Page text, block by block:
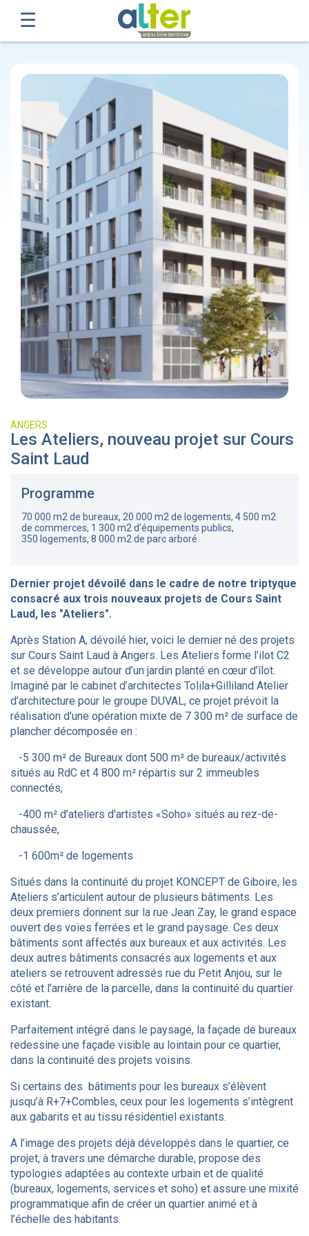
ANGERS
Les Ateliers, nouveau projet sur Cours
Saint Laud
Programme
70 000 m2 de bureaux, 20 000 m2 de logements, 4 500 m2
de commerces, 1 300 m2 d’équipements publics,
350 logements, 8 000 m2 de parc arboré
Dernier projet dévoilé dans le cadre de notre triptyque
consacré aux trois nouveaux projets de Cours Saint
Laud, les "Ateliers".
Après Station A, dévoilé hier, voici le dernier né des projets
sur Cours Saint Laud à Angers. Les Ateliers forme l'ilot C2
et se développe autour d’un jardin planté en cœur d’îlot.
Imaginé par le cabinet d’architectes Tolila+Gilliland Atelier
d’architecture pour le groupe DUVAL, ce projet prévoit la
réalisation d'une opération mixte de 7 300 m² de surface de
plancher décomposée en :
-5 300 m² de Bureaux dont 500 m² de bureaux/activités
situés au RdC et 4 800 m² répartis sur 2 immeubles
connectés,
-400 m² d’ateliers d'artistes «Soho» situés au rez-de-
chaussée,
-1 600m² de logements
Situés dans la continuité du projet KONCEPT de Giboire, les
Ateliers s’articulent autour de plusieurs bâtiments. Les
deux premiers donnent sur la rue Jean Zay, le grand espace
ouvert des voies ferrées et le grand paysage. Ces deux
bâtiments sont affectés aux bureaux et aux activités. Les
deux autres bâtiments consacrés aux logements et aux
ateliers se retrouvent adressés rue du Petit Anjou, sur le
côté et l’arrière de la parcelle, dans la continuité du quartier
existant.
Parfaitement intégré dans le paysage, la façade de bureaux
redessine une façade visible au lointain pour ce quartier,
dans la continuité des projets voisins.
Si certains des bâtiments pour les bureaux s’élèvent
jusqu’à R+7+Combles, ceux pour les logements s’intègrent
aux gabarits et au tissu résidentiel existants.
A l’image des projets déjà développés dans le quartier, ce
projet, à travers une démarche durable, propose des
typologies adaptées au contexte urbain et de qualité
(bureaux, logements, services et soho) et assure une mixité
programmatique afin de créer un quartier animé et à
l’échelle des habitants.